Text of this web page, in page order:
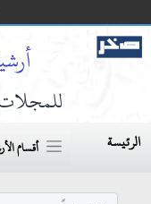
للمجلات
الرئيسة أقسام